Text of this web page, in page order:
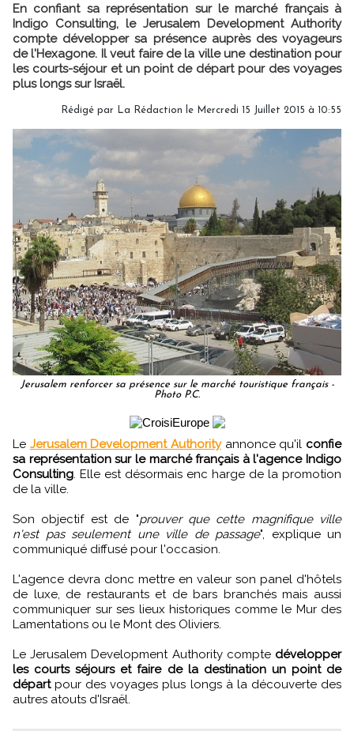
En confiant sa représentation sur le marché français à
Indigo Consulting, le Jerusalem Development Authority
compte développer sa présence auprès des voyageurs
de l'Hexagone. Il veut faire de la ville une destination pour
les courts-séjour et un point de départ pour des voyages
plus longs sur Israël.
Rédigé par La Rédaction le Mercredi 15 Juillet 2015 à 10:55
Jerusalem renforcer sa présence sur le marché touristique français -
Photo P.C.
Le Jerusalem Development Authorityannonce qu'il confie
sa représentation sur le marché français à l'agence Indigo
Consulting. Elle est désormais enc harge de la promotion
de la ville.
Son objectif est de "prouver que cette magnifique ville
n'est pas seulement une ville de passage", explique un
communiqué diffusé pour l'occasion.
L'agence devra donc mettre en valeur son panel d'hôtels
de luxe, de restaurants et de bars branchés mais aussi
communiquer sur ses lieux historiques comme le Mur des
Lamentations ou le Mont des Oliviers.
Le Jerusalem Development Authority compte développer
les courts séjours et faire de la destination un point de
départpour des voyages plus longs à la découverte des
autres atouts d'Israël.